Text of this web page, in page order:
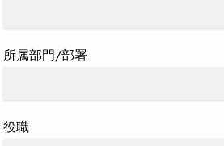
所属部門/部署
役職